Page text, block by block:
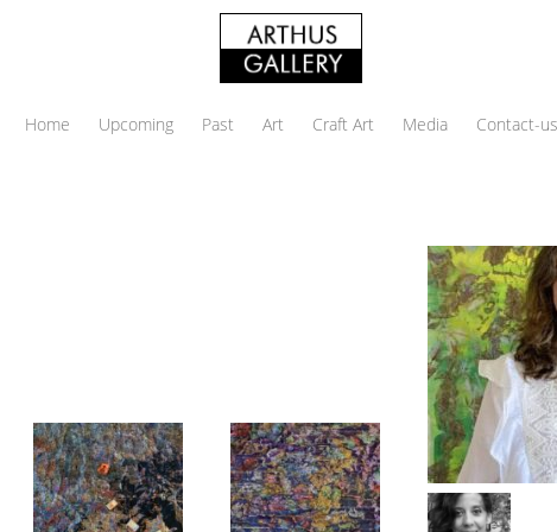
Home Upcoming Past Art Craft Art Media Contact-us